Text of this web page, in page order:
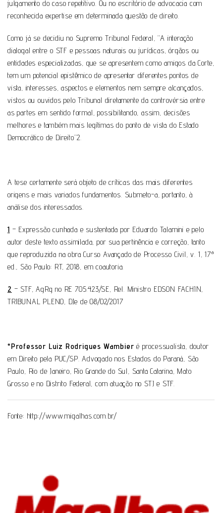
julgamento do caso repetitivo. Ou no escritório de advocacia com
reconhecida expertise em determinada questão de direito.
Como já se decidiu no Supremo Tribunal Federal, “A interação
dialogal entre o STF e pessoas naturais ou jurídicas, órgãos ou
entidades especializadas, que se apresentem como amigos da Corte,
tem um potencial epistêmico de apresentar diferentes pontos de
vista, interesses, aspectos e elementos nem sempre alcançados,
vistos ou ouvidos pelo Tribunal diretamente da controvérsia entre
as partes em sentido formal, possibilitando, assim, decisões
melhores e também mais legítimas do ponto de vista do Estado
Democrático de Direito”2.
A tese certamente será objeto de críticas das mais diferentes
origens e mais variados fundamentos. Submeto-a, portanto, à
análise dos interessados.
1 – Expressão cunhada e sustentada por Eduardo Talamini e pelo
autor deste texto assimilada, por sua pertinência e correção, tanto
que reproduzida na obra Curso Avançado de Processo Civil, v. 1, 17ª
ed., São Paulo: RT, 2018, em coautoria.
2 – STF, AgRg no RE 705.423/SE, Rel. Ministro EDSON FACHIN,
TRIBUNAL PLENO, DJe de 08/02/2017
*Professor Luiz Rodrigues Wambieré processualista, doutor
em Direito pela PUC/SP. Advogado nos Estados do Paraná, São
Paulo, Rio de Janeiro, Rio Grande do Sul, Santa Catarina, Mato
Grosso e no Distrito Federal, com atuação no STJ e STF.
Fonte: http://www.migalhas.com.br/